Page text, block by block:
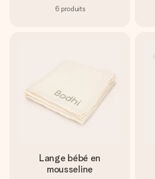
6 produits
Lange bébé en
mousseline